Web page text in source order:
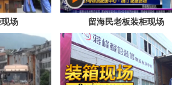
场 留海民老板装柜现场